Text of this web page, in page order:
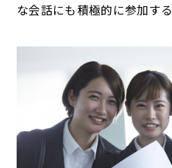
な会話にも積極的に参加する